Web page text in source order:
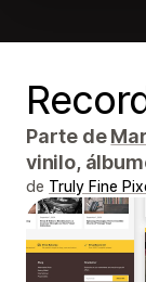
Parte de
vinilo,
de Truly Fine